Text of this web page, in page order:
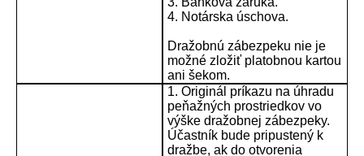
4. Notárska úschova.
Dražobnú zábezpeku nie je
možné zložiť platobnou kartou
ani šekom.
1. Originál príkazu na úhradu
peňažných prostriedkov vo
výške dražobnej zábezpeky.
Účastník bude pripustený k
dražbe, ak do otvorenia